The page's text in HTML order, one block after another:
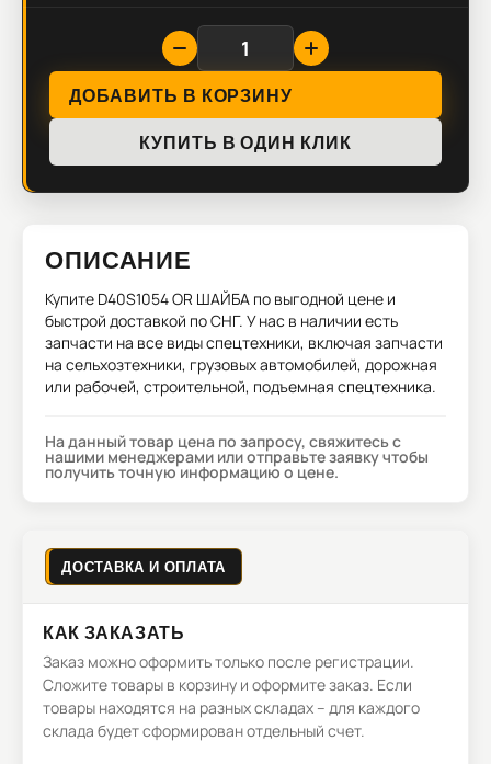
ДОБАВИТЬ В КОРЗИНУ
КУПИТЬ В ОДИН КЛИК
ОПИСАНИЕ
Купите D40S1054 OR ШАЙБА по выгодной цене и
быстрой доставкой по СНГ. У нас в наличии есть
запчасти на все виды спецтехники, включая запчасти
на сельхозтехники, грузовых автомобилей, дорожная
или рабочей, строительной, подъемная спецтехника.
На данный товар цена по запросу, свяжитесь с
нашими менеджерами или отправьте заявку чтобы
получить точную информацию о цене.
ДОСТАВКА И ОПЛАТА
КАК ЗАКАЗАТЬ
Заказ можно оформить только после регистрации.
Сложите товары в корзину и оформите заказ. Если
товары находятся на разных складах – для каждого
склада будет сформирован отдельный счет.